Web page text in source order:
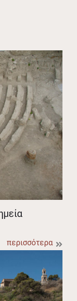
περισσότερα